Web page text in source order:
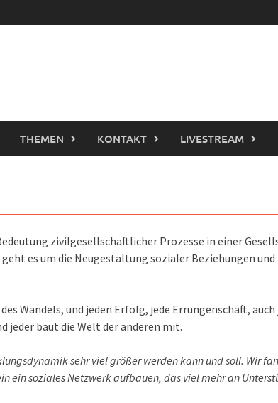
THEMEN KONTAKT LIVESTREAM
zivilgesellschaftlicher Prozesse in einer
es um die Neugestaltung sozialer Beziehungen
Wandels, und jeden Erfolg, jede Errungenschaft,
jeder baut die Welt der anderen mit.
sehr viel größer werden kann und soll. Wir
ein soziales Netzwerk aufbauen, das viel mehr an